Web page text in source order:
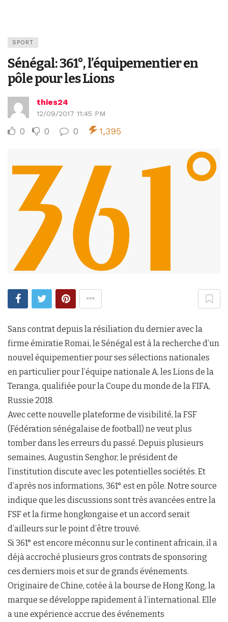
SPORT
Sénégal: 361°, l’équipementier en
pôle pour les Lions
thies24
12/09/2017 11:45 PM
0 0 0 1,395
Sans contrat depuis la résiliation du dernier avec la
firme émiratie Romai, le Sénégal est à la recherche d’un
nouvel équipementier pour ses sélections nationales
en particulier pour l’équipe nationale A, les Lions de la
Teranga, qualifiée pour la Coupe du monde de la FIFA,
Russie 2018.
Avec cette nouvelle plateforme de visibilité, la FSF
(Fédération sénégalaise de football) ne veut plus
tomber dans les erreurs du passé. Depuis plusieurs
semaines, Augustin Senghor, le président de
l’institution discute avec les potentielles sociétés. Et
d’après nos informations, 361° est en pôle. Notre source
indique que les discussions sont très avancées entre la
FSF et la firme hongkongaise et un accord serait
d’ailleurs sur le point d’être trouvé.
Si 361° est encore méconnu sur le continent africain, il a
déjà accroché plusieurs gros contrats de sponsoring
ces derniers mois et sur de grands événements.
Originaire de Chine, cotée à la bourse de Hong Kong, la
marque se développe rapidement à l’international. Elle
a une expérience accrue des événements